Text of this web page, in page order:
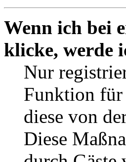
Wenn ich bei
klicke, werde
Nur
Funktion für
diese von
Diese